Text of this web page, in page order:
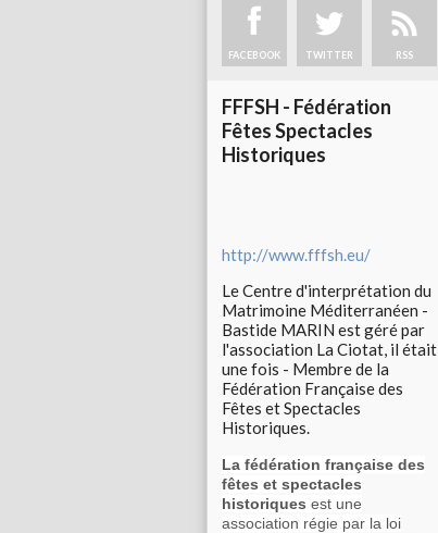
FACEBOOK TWITTER RSS
FFFSH - Fédération
Fêtes Spectacles
Historiques
http://www.fffsh.eu/
Le Centre d'interprétation du
Matrimoine Méditerranéen -
Bastide MARIN est géré par
l'association La Ciotat, il était
une fois - Membre de la
Fédération Française des
Fêtes et Spectacles
Historiques.
La fédération française des
fêtes et spectacles
historiques est une
association régie par la loi